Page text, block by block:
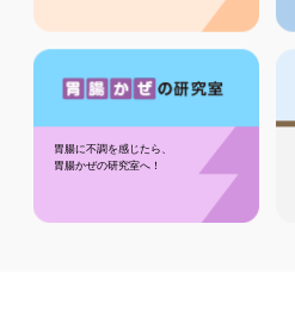
胃腸に不調を感じたら、
胃腸かぜの研究室へ！